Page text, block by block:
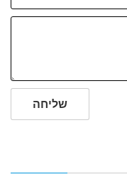
שליחה